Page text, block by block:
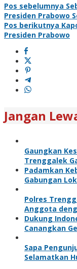
Pos sebelumnya
Presiden Prabowo
Pos berikutnya
Presiden Prabowo
Jangan
Gaungkan
Trenggalek
Padamkan
Gabungan
Polres
Anggota
Dukung
Canangkan
Sapa
Selamatkan